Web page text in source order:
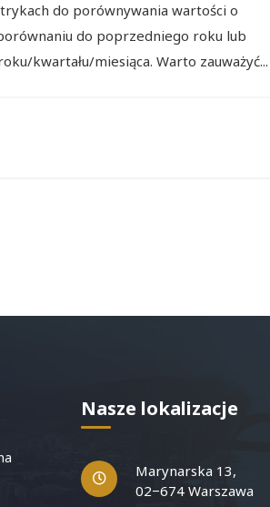
do porównywania wartości o
do poprzedniego roku lub
kwartału/miesiąca. Warto zauważyć...
Nasze lokalizacje
Marynarska 13,
02−674 Warszawa